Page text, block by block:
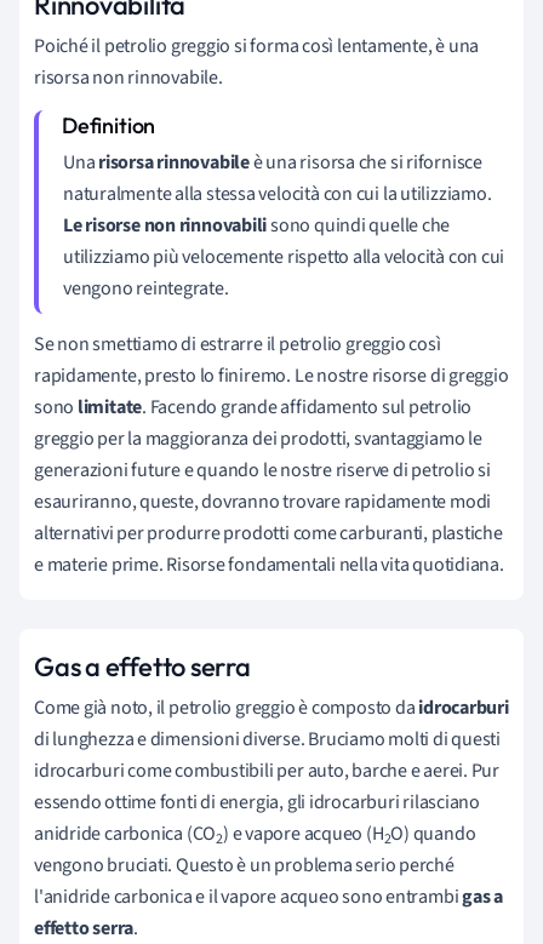
Poiché il petrolio greggio si forma così lentamente, è una
risorsa non rinnovabile.
Unarisorsa rinnovabileè una risorsa che si rifornisce
naturalmente alla stessa velocità con cui la utilizziamo.
Le risorse non rinnovabilisono quindi quelle che
utilizziamo più velocemente rispetto alla velocità con cui
vengono reintegrate.
Se non smettiamo di estrarre il petrolio greggio così
rapidamente, presto lo finiremo. Le nostre risorse di greggio
sono limitate. Facendo grande affidamento sul petrolio
greggio per la maggioranza dei prodotti, svantaggiamo le
generazioni future e quando le nostre riserve di petrolio si
esauriranno, queste, dovranno trovare rapidamente modi
alternativi per produrre prodotti come carburanti, plastiche
e materie prime. Risorse fondamentali nella vita quotidiana.
Gas a effetto serra
Come già noto, il petrolio greggio è composto daidrocarburi
di lunghezza e dimensioni diverse. Bruciamo molti di questi
idrocarburi come combustibili per auto, barche e aerei. Pur
essendo ottime fonti di energia, gli idrocarburi rilasciano
anidride carbonica (CO2) e vapore acqueo (H2O) quando
vengono bruciati. Questo è un problema serio perché
l'anidride carbonica e il vapore acqueo sono entrambigas a
effetto serra.